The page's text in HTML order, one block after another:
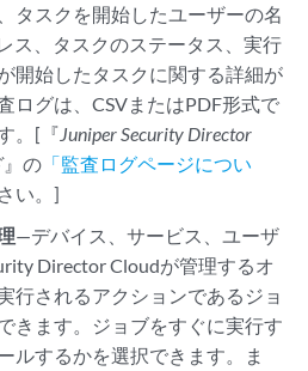
タスクを開始したユーザーの名
ス、タスクのステータス、実行
開始したタスクに関する詳細が
ログは、CSVまたはPDF形式で
。[『Juniper Security Director
』の 「監査ログページについ
い。]
—デバイス、サービス、ユーザ
Director Cloudが管理するオ
行されるアクションであるジョ
きます。ジョブをすぐに実行す
ルするかを選択できます。ま